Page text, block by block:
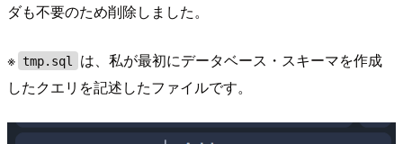
ダも不要のため削除しました。
※ tmp.sql
は、私が最初にデータベース・スキーマを作成
したクエリを記述したファイルです。